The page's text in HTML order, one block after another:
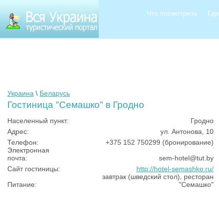
Что посмотреть
Украина \ Беларусь
Гостиница "Семашко" в Гродно
Населенный пункт:
Гродно
Адрес:
ул. Антонова, 10
Телефон:
+375 152 750299 (бронирование)
Электронная
почта:
sem-hotel@tut.by
Сайт гостиницы:
http://hotel-semashko.ru/
Питание:
завтрак (шведский стол), ресторан
"Семашко"